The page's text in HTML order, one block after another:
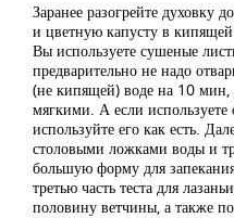
Заранее разогрейте духовку
и цветную капусту в
Вы используете сушеные
предварительно не надо
(не кипящей) воде на 10 мин,
мягкими. А если используете
используйте его как есть.
столовыми ложками воды и
большую форму для
третью часть теста для
половину ветчины, а также